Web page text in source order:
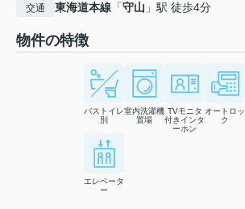
交通 東海道本線 「守山 」駅 徒歩4分
物件の特徴
バストイレ
別
室内洗濯機
置場
TVモニタ
付きインタ
ーホン
オートロッ
ク
エレベータ
ー